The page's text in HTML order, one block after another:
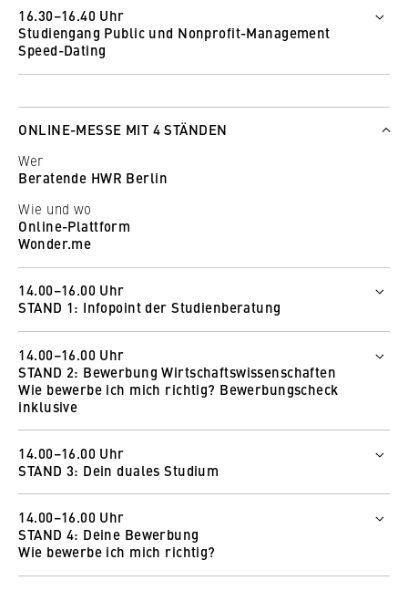
Team der Berlin Professional School
Wie und wo
16.30–16.40 Uhr
Studiengang Public und Nonprofit-Management
Speed-Dating
Wer
Wie und wo
ONLINE-MESSE MIT 4 STÄNDEN
Wer
Beratende HWR Berlin
Wie und wo
Online-Plattform
Wonder.me
14.00–16.00 Uhr
STAND 1: Infopoint der Studienberatung
Wer
Petra Wieczorek
Helen Gikal
Wie und wo
So funktioniert Wonder
14.00–16.00 Uhr
STAND 2: Bewerbung Wirtschaftswissenschaften
Wie bewerbe ich mich richtig? Bewerbungscheck
inklusive
Wer
Dave Schnelle
Sebastian Krüger
Zur Online-Messe
So funktioniert Wonder
14.00–16.00 Uhr
STAND 3: Dein duales Studium
Diana Jurgec
Wie und wo
14.00–16.00 Uhr
STAND 4: Deine Bewerbung
Wie bewerbe ich mich richtig?
Wer